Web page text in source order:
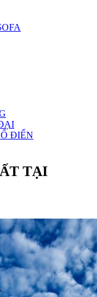
ĐIỂN
TẠI